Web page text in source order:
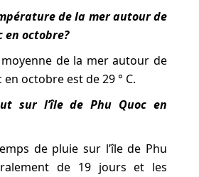
de la mer autour de
en octobre?
de la mer autour de
en octobre est de 29 ° C.
sur l’île de Phu Quoc en
de pluie sur l’île de Phu
de 19 jours et les